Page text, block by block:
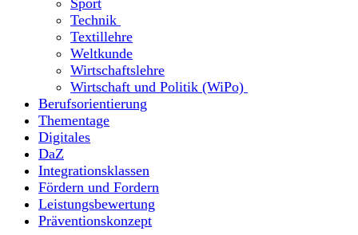
Technik
Textillehre
Weltkunde
Wirtschaftslehre
Wirtschaft und Politik (WiPo)
Berufsorientierung
Thementage
Digitales
DaZ
Integrationsklassen
Fördern und Fordern
Leistungsbewertung
Präventionskonzept